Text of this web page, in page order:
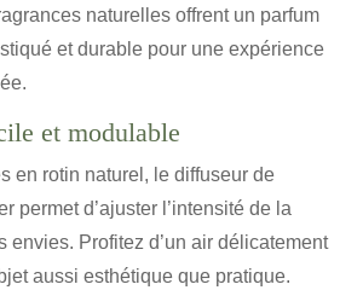
naturelles offrent un parfum
et durable pour une expérience
et modulable
en rotin naturel, le diffuseur de
permet d’ajuster l’intensité de la
envies. Profitez d’un air délicatement
aussi esthétique que pratique.